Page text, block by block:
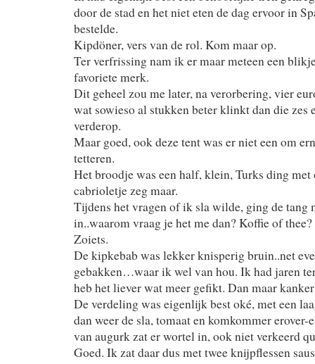
door de stad en het niet eten de dag ervoor in
bestelde.
Kipdöner, vers van de rol. Kom maar op.
Ter verfrissing nam ik er maar meteen een
favoriete merk.
Dit geheel zou me later, na verorbering, vier
wat sowieso al stukken beter klinkt dan die
verderop.
Maar goed, ook deze tent was er niet een om
tetteren.
Het broodje was een half, klein, Turks ding met
cabrioletje zeg maar.
Tijdens het vragen of ik sla wilde, ging de tang
in..waarom vraag je het me dan? Koffie of thee?
Zoiets.
De kipkebab was lekker knisperig bruin..net
gebakken…waar ik wel van hou. Ik had jaren
heb het liever wat meer gefikt. Dan maar
De verdeling was eigenlijk best oké, met een
dan weer de sla, tomaat en komkommer erover-
van augurk zat er wortel in, ook niet verkeerd
Goed. Ik zat daar dus met twee knijpflessen